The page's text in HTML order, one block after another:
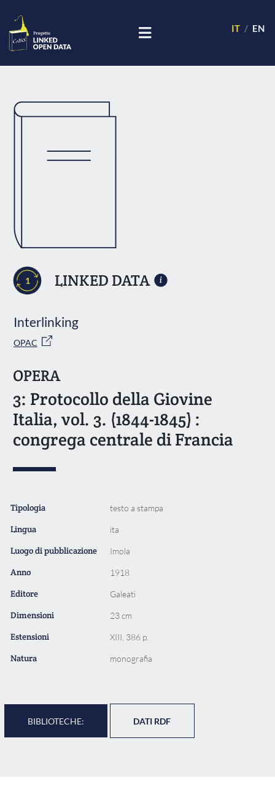
IT EN
1 LINKED DATA
Interlinking
OPAC
OPERA
3: Protocollo della Giovine
Italia, vol. 3. (1844-1845) :
congrega centrale di Francia
Tipologia testo a stampa
Lingua ita
Luogo di pubblicazione Imola
Anno 1918
Editore Galeati
Dimensioni 23 cm
Estensioni XIII, 386 p.
Natura monografia
BIBLIOTECHE: DATI RDF